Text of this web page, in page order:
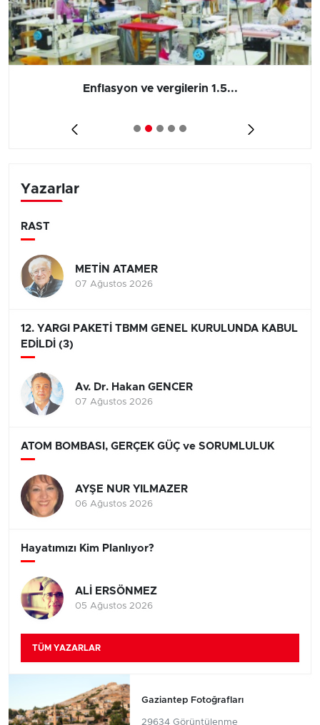
Enflasyon ve vergilerin 1.5...
Yazarlar
RAST
METİN ATAMER
07 Ağustos 2026
12. YARGI PAKETİ TBMM GENEL KURULUNDA KABUL
EDİLDİ (3)
Av. Dr. Hakan GENCER
07 Ağustos 2026
ATOM BOMBASI, GERÇEK GÜÇ ve SORUMLULUK
AYŞE NUR YILMAZER
06 Ağustos 2026
Hayatımızı Kim Planlıyor?
ALİ ERSÖNMEZ
05 Ağustos 2026
TÜM YAZARLAR
Gaziantep Fotoğrafları
29634 Görüntülenme